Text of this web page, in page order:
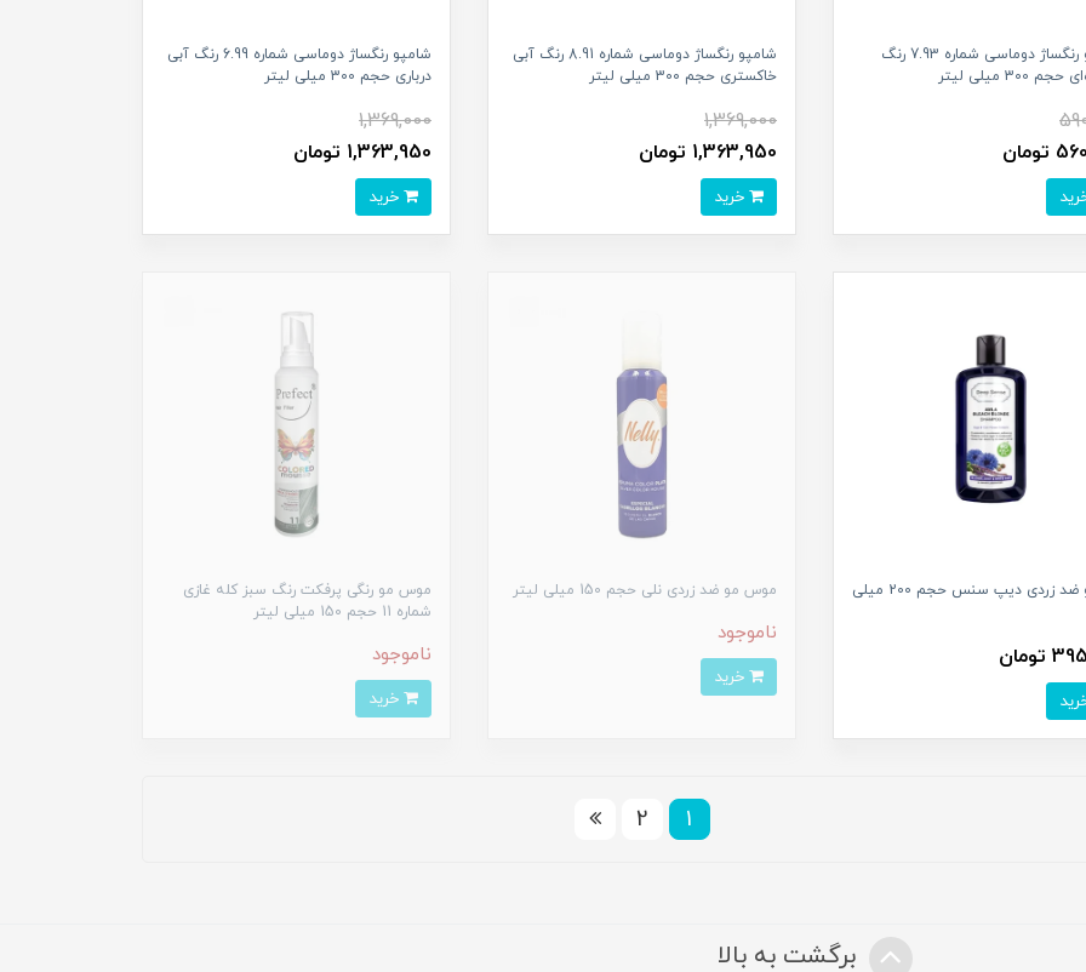
شامپو رنگساژ دوماسی شماره 7.93 رنگ
300 میلی لیتر
شامپو رنگساژ دوماسی شماره 8.91 رنگ آبی
خاکستری حجم 300 میلی لیتر
1,369,000
1,363,950 تومان
خرید
شامپو رنگساژ دوماسی شماره 6.99 رنگ آبی
درباری حجم 300 میلی لیتر
1,369,000
1,363,950 تومان
خرید
شامپو ضد زردی دیپ سنس حجم 200 میلی
تومان
موس مو ضد زردی نلی حجم 150 میلی لیتر
ناموجود
خرید
موس مو رنگی پرفکت رنگ سبز کله غازی
شماره 11 حجم 150 میلی لیتر
ناموجود
خرید
1
2
برگشت به بالا